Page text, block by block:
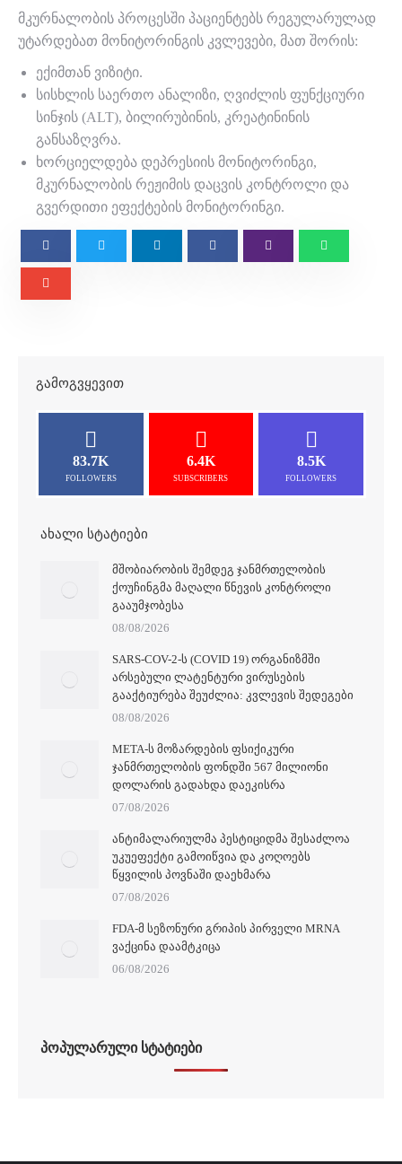
მკურნალობის პროცესში პაციენტებს რეგულარულად
უტარდებათ მონიტორინგის კვლევები, მათ შორის:
ექიმთან ვიზიტი.
სისხლის საერთო ანალიზი, ღვიძლის ფუნქციური
სინჯის (ALT), ბილირუბინის, კრეატინინის
განსაზღვრა.
ხორციელდება დეპრესიის მონიტორინგი,
მკურნალობის რეჟიმის დაცვის კონტროლი და
გვერდითი ეფექტების მონიტორინგი.
ᲒᲐᲛᲝᲒᲕᲧᲔᲕᲘᲗ
83.7K
FOLLOWERS
6.4K
SUBSCRIBERS
8.5K
FOLLOWERS
ᲐᲮᲐᲚᲘ ᲡᲢᲐᲢᲘᲔᲑᲘ
ᲛᲨᲝᲑᲘᲐᲠᲝᲑᲘᲡ ᲨᲔᲛᲓᲔᲒ ᲯᲐᲜᲛᲠᲗᲔᲚᲝᲑᲘᲡ
ᲥᲝᲣᲩᲘᲜᲒᲛᲐ ᲛᲐᲦᲐᲚᲘ ᲬᲜᲔᲕᲘᲡ ᲙᲝᲜᲢᲠᲝᲚᲘ
ᲒᲐᲐᲣᲛᲯᲝᲑᲔᲡᲐ
08/08/2026
SARS-COV-2-Ს (COVID 19) ᲝᲠᲒᲐᲜᲘᲖᲛᲨᲘ
ᲐᲠᲡᲔᲑᲣᲚᲘ ᲚᲐᲢᲔᲜᲢᲣᲠᲘ ᲕᲘᲠᲣᲡᲔᲑᲘᲡ
ᲒᲐᲐᲥᲢᲘᲣᲠᲔᲑᲐ ᲨᲔᲣᲫᲚᲘᲐ: ᲙᲕᲚᲔᲕᲘᲡ ᲨᲔᲓᲔᲒᲔᲑᲘ
08/08/2026
META-Ს ᲛᲝᲖᲐᲠᲓᲔᲑᲘᲡ ᲤᲡᲘᲥᲘᲙᲣᲠᲘ
ᲯᲐᲜᲛᲠᲗᲔᲚᲝᲑᲘᲡ ᲤᲝᲜᲓᲨᲘ 567 ᲛᲘᲚᲘᲝᲜᲘ
ᲓᲝᲚᲐᲠᲘᲡ ᲒᲐᲓᲐᲮᲓᲐ ᲓᲐᲔᲙᲘᲡᲠᲐ
07/08/2026
ᲐᲜᲢᲘᲛᲐᲚᲐᲠᲘᲣᲚᲛᲐ ᲞᲔᲡᲢᲘᲪᲘᲓᲛᲐ ᲨᲔᲡᲐᲫᲚᲝᲐ
ᲣᲙᲣᲔᲤᲔᲥᲢᲘ ᲒᲐᲛᲝᲘᲬᲕᲘᲐ ᲓᲐ ᲙᲝᲦᲝᲔᲑᲡ
ᲬᲧᲕᲘᲚᲘᲡ ᲞᲝᲕᲜᲐᲨᲘ ᲓᲐᲔᲮᲛᲐᲠᲐ
07/08/2026
FDA-Მ ᲡᲔᲖᲝᲜᲣᲠᲘ ᲒᲠᲘᲞᲘᲡ ᲞᲘᲠᲕᲔᲚᲘ MRNA
ᲕᲐᲥᲪᲘᲜᲐ ᲓᲐᲐᲛᲢᲙᲘᲪᲐ
06/08/2026
ᲞᲝᲞᲣᲚᲐᲠᲣᲚᲘ ᲡᲢᲐᲢᲘᲔᲑᲘ